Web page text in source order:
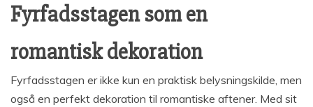
Fyrfadsstagen som en
romantisk dekoration
Fyrfadsstagen er ikke kun en praktisk belysningskilde, men
også en perfekt dekoration til romantiske aftener. Med sit